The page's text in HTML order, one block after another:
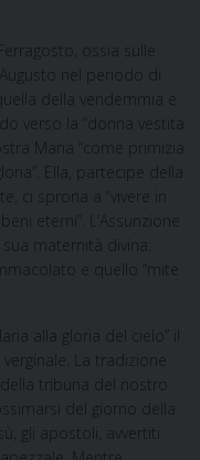
ossia sulle
nel periodo di
della vendemmia e
verso la “donna vestita
Maria “come primizia
Ella, partecipe della
ci sprona a “vivere in
eterni”. L’Assunzione
maternità divina:
e quello “mite
alla gloria del cielo” il
La tradizione
tribuna del nostro
del giorno della
gli apostoli, avvertiti